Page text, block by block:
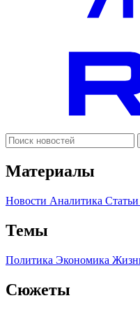
Материалы
Новости Аналитика Статьи
Темы
Политика Экономика
Сюжеты